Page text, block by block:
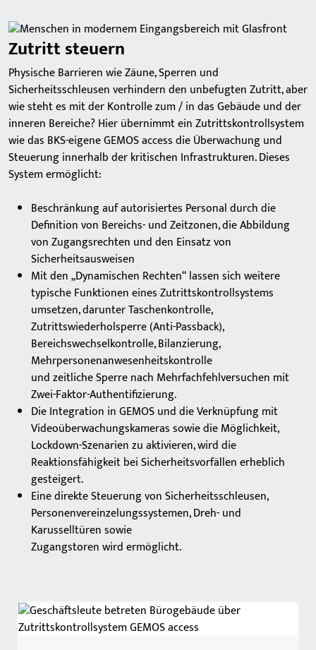
Zutritt steuern
Physische Barrieren wie Zäune, Sperren und
Sicherheitsschleusen verhindern den unbefugten Zutritt, aber
wie steht es mit der Kontrolle zum / in das Gebäude und der
inneren Bereiche? Hier übernimmt ein Zutrittskontrollsystem
wie das BKS-eigene GEMOS access die Überwachung und
Steuerung innerhalb der kritischen Infrastrukturen. Dieses
System ermöglicht:
Beschränkung auf autorisiertes Personal durch die
Definition von Bereichs- und Zeitzonen, die Abbildung
von Zugangsrechten und den Einsatz von
Sicherheitsausweisen
Mit den „Dynamischen Rechten“ lassen sich weitere
typische Funktionen eines Zutrittskontrollsystems
umsetzen, darunter Taschenkontrolle,
Zutrittswiederholsperre (Anti-Passback),
Bereichswechselkontrolle, Bilanzierung,
Mehrpersonenanwesenheitskontrolle
und zeitliche Sperre nach Mehrfachfehlversuchen mit
Zwei-Faktor-Authentifizierung.
Die Integration in GEMOS und die Verknüpfung mit
Videoüberwachungskameras sowie die Möglichkeit,
Lockdown-Szenarien zu aktivieren, wird die
Reaktionsfähigkeit bei Sicherheitsvorfällen erheblich
gesteigert.
Eine direkte Steuerung von Sicherheitsschleusen,
Personenvereinzelungssystemen, Dreh- und
Karusselltüren sowie
Zugangstoren wird ermöglicht.